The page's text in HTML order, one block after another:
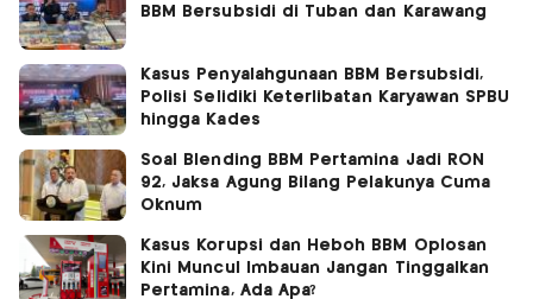
BBM Bersubsidi di Tuban dan Karawang
Kasus Penyalahgunaan BBM Bersubsidi,
Polisi Selidiki Keterlibatan Karyawan SPBU
hingga Kades
Soal Blending BBM Pertamina Jadi RON
92, Jaksa Agung Bilang Pelakunya Cuma
Oknum
Kasus Korupsi dan Heboh BBM Oplosan
Kini Muncul Imbauan Jangan Tinggalkan
Pertamina, Ada Apa?